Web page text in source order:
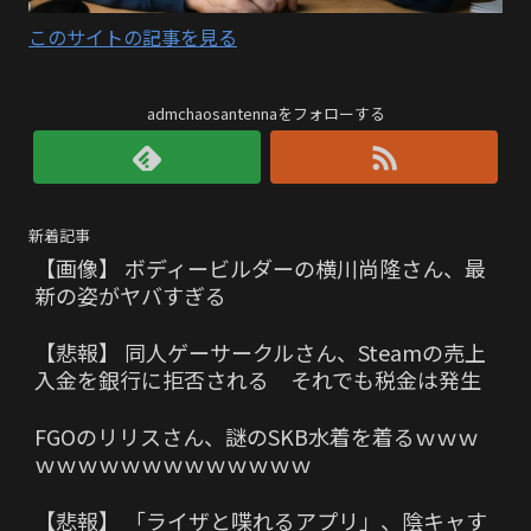
このサイトの記事を見る
admchaosantennaをフォローする
新着記事
【画像】 ボディービルダーの横川尚隆さん、最
新の姿がヤバすぎる
【悲報】 同人ゲーサークルさん、Steamの売上
入金を銀行に拒否される それでも税金は発生
FGOのリリスさん、謎のSKB水着を着るｗｗｗ
ｗｗｗｗｗｗｗｗｗｗｗｗｗ
【悲報】 「ライザと喋れるアプリ」、陰キャす